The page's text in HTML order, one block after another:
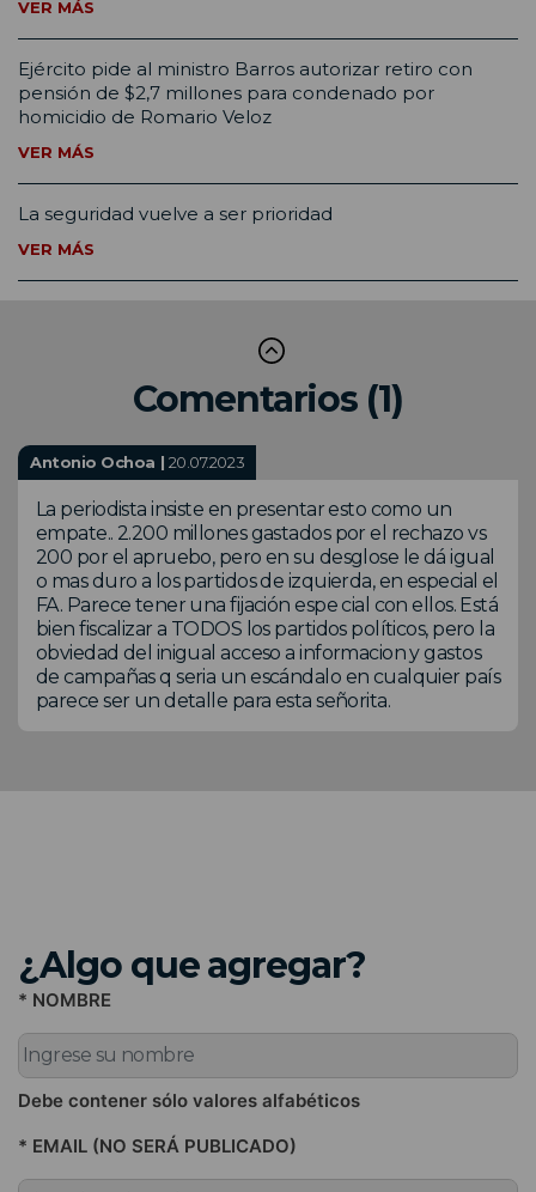
VER MÁS
Ejército pide al ministro Barros autorizar retiro con
pensión de $2,7 millones para condenado por
homicidio de Romario Veloz
VER MÁS
La seguridad vuelve a ser prioridad
VER MÁS
Comentarios (1)
Antonio Ochoa | 20.07.2023
La periodista insiste en presentar esto como un
empate.. 2.200 millones gastados por el rechazo vs
200 por el apruebo, pero en su desglose le dá igual
o mas duro a los partidos de izquierda, en especial el
FA. Parece tener una fijación espe cial con ellos. Está
bien fiscalizar a TODOS los partidos políticos, pero la
obviedad del inigual acceso a informacion y gastos
de campañas q seria un escándalo en cualquier país
parece ser un detalle para esta señorita.
¿Algo que agregar?
* NOMBRE
Debe contener sólo valores alfabéticos
* EMAIL (NO SERÁ PUBLICADO)